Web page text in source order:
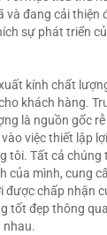
và đang cải thiện
sự phát triển
kính chất
khách hàng.
là nguồn gốc
việc thiết lập
tôi. Tất cả
của mình, cung
chấp nhận
tốt đẹp thông
nhau.